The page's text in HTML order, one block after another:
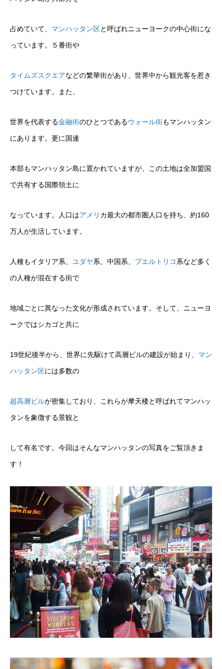
占めていて、 マンハッタン区と呼ばれニューヨークの中心街にな
っています。５番街や
タイムズスクエアなどの繁華街があり、世界中から観光客を惹き
つけています。また、
世界を代表する金融街のひとつであるウォール街もマンハッタン
にあります。更に国連
本部もマンハッタン島に置かれていますが、この土地は全加盟国
で共有する国際領土に
なっています。人口はアメリ カ最大の都市圏人口を持ち、約160
万人が生活しています。
人種もイタリア系、 ユダヤ系、中国系、 プエルトリコ系など多く
の人種が混在する街で
地域ごとに異なった文化が形成されています。そして、ニューヨ
ークではシカゴと共に
19世紀後半から、世界に先駆けて高層ビルの建設が始まり、 マン
ハッタン区には多数の
超高層ビルが密集しており、これらが摩天楼と呼ばれてマンハッ
タンを象徴する景観と
して有名です。今回はそんなマンハッタンの写真をご覧頂きま
す！